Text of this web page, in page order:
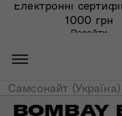
Електронні
1000 грн
Перейти
Самсонайт (Україна)
BOMBAY